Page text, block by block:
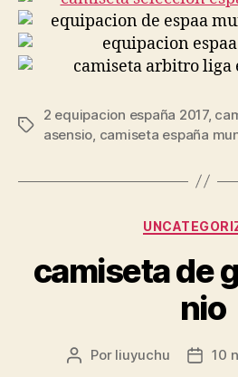
Etiquetas
2 equipacion españa 2017,
asensio, camiseta españa
camiseta de
nio
Autor
Por liuyuchu
Fecha
10